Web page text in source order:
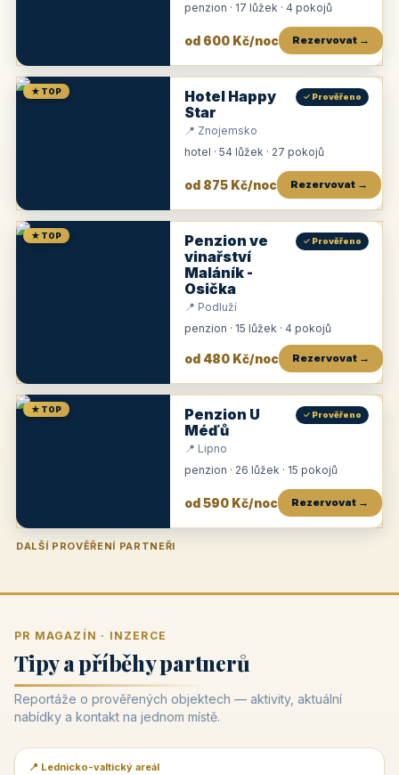
penzion · 17 lůžek · 4 pokojů
od 600 Kč/noc Rezervovat →
★ TOP
Hotel Happy
Star
✓ Prověřeno
📍 Znojemsko
hotel · 54 lůžek · 27 pokojů
od 875 Kč/noc Rezervovat →
★ TOP
Penzion ve
vinařství
Maláník -
Osička
✓ Prověřeno
📍 Podluží
penzion · 15 lůžek · 4 pokojů
od 480 Kč/noc Rezervovat →
★ TOP
Penzion U
Méďů
✓ Prověřeno
📍 Lipno
penzion · 26 lůžek · 15 pokojů
od 590 Kč/noc Rezervovat →
DALŠÍ PROVĚŘENÍ PARTNEŘI
Penzion U Zámku Pension Faber
PR MAGAZÍN · INZERCE
Tipy a příběhy partnerů
Reportáže o prověřených objektech — aktivity, aktuální
nabídky a kontakt na jednom místě.
📰 PR článek
📍 Lednicko-valtický areál